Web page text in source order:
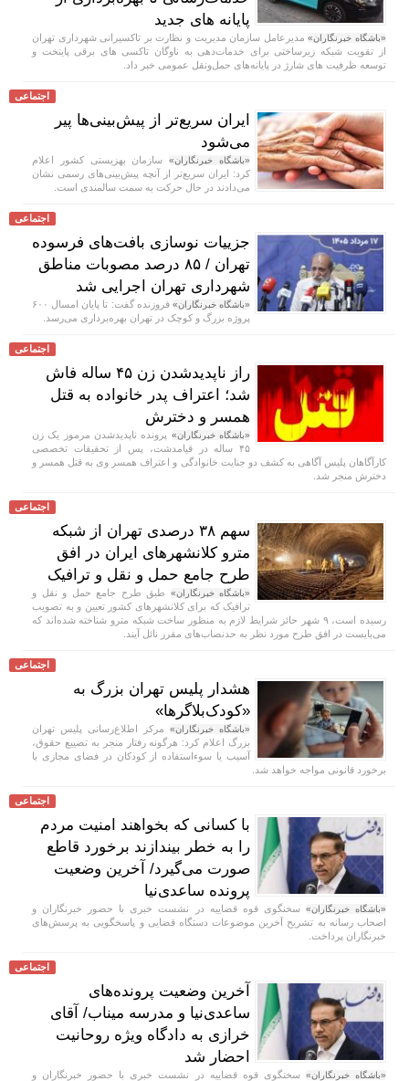
پایانه‌ های جدید
«باشگاه خبرنگاران»مدیرعامل سازمان مدیریت و نظارت بر تاکسیرانی شهرداری تهران
از تقویت شبکه زیرساختی برای خدمات‌دهی به ناوگان تاکسی‌ های برقی پایتخت و
توسعه ظرفیت‌ های شارژ در پایانه‌های حمل‌ونقل عمومی خبر داد.
اجتماعی
ایران سریع‌تر از پیش‌بینی‌ها پیر
می‌شود
«باشگاه خبرنگاران»سازمان بهزیستی کشور اعلام
کرد: ایران سریع‌تر از آنچه پیش‌بینی‌های رسمی نشان
می‌دادند در حال حرکت به سمت سالمندی است.
اجتماعی
جزییات نوسازی بافت‌های فرسوده
تهران / ۸۵ درصد مصوبات مناطق
شهرداری تهران اجرایی شد
«باشگاه خبرنگاران»
فروزنده گفت: تا پایان امسال ۶۰۰
پروژه بزرگ و کوچک در تهران بهره‌برداری می‌رسد.
اجتماعی
راز ناپدیدشدن زن ۴۵ ساله فاش
شد؛ اعتراف پدر خانواده به قتل
همسر و دخترش
«باشگاه خبرنگاران» پرونده ناپدیدشدن مرموز یک زن
۴۵ ساله در قیامدشت، پس از تحقیقات تخصصی
کارآگاهان پلیس آگاهی به کشف دو جنایت خانوادگی و اعتراف همسر وی به قتل همسر و
دخترش منجر شد.
اجتماعی
سهم ۳۸ درصدی تهران از شبکه
مترو کلانشهر‌های ایران در افق
طرح جامع حمل و نقل و ترافیک
«باشگاه خبرنگاران» طبق طرح جامع حمل و نقل و
ترافیک که برای کلانشهر‌های کشور تعیین و به تصویب
رسیده است، ۹ شهر حائز شرایط لازم به منظور ساخت شبکه مترو شناخته شده‌اند که
می‌بایست در افق طرح مورد نظر به حدنصاب‌های مقرر نائل آیند.
اجتماعی
هشدار پلیس تهران بزرگ به
«کودک‌بلاگرها»
«باشگاه خبرنگاران» مرکز اطلاع‌رسانی پلیس تهران
بزرگ اعلام کرد: هرگونه رفتار منجر به تضییع حقوق،
آسیب یا سوءاستفاده از کودکان در فضای مجازی با
برخورد قانونی مواجه خواهد شد.
اجتماعی
با کسانی که بخواهند امنیت مردم
را به خطر بیندازند برخورد قاطع
صورت می‌گیرد/ آخرین وضعیت
پرونده ساعدی‌نیا
«باشگاه خبرنگاران» سخنگوی قوه قضاییه در نشست خبری با حضور خبرنگاران و
اصحاب رسانه به تشریح آخرین موضوعات دستگاه قضایی و پاسخگویی به پرسش‌های
خبرنگاران پرداخت.
اجتماعی
آخرین وضعیت پرونده‌های
ساعدی‌نیا و مدرسه میناب/ آقای
خرازی به دادگاه ویژه روحانیت
احضار شد
«باشگاه خبرنگاران» سخنگوی قوه قضاییه در نشست خبری با حضور خبرنگاران و